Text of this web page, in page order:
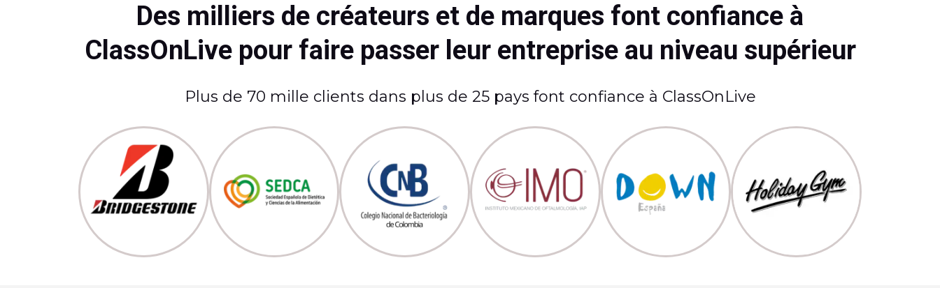
Des milliers de créateurs et de marques font confiance à
ClassOnLive pour faire passer leur entreprise au niveau supérieur
Plus de 70 mille clients dans plus de 25 pays font confiance à ClassOnLive